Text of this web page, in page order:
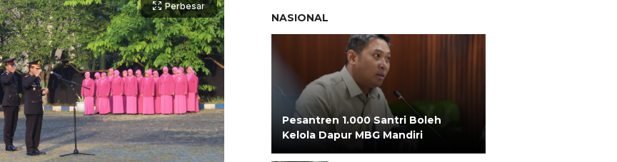
Perbesar
NASIONAL
Pesantren 1.000 Santri Boleh
Kelola Dapur MBG Mandiri